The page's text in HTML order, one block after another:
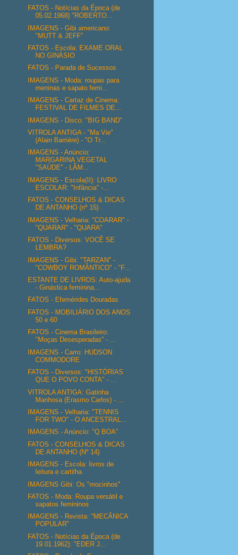
FATOS - Notícias da Época (de
05.02.1968) "ROBERTO...
IMAGENS - Gibi americano:
"MUTT & JEFF"
FATOS - Escola: EXAME ORAL
NO GINÁSIO
FATOS - Parada de Sucessos
IMAGENS - Moda: roupas para
meninas e sapato femi...
IMAGENS - Cartaz de Cinema:
FESTIVAL DE FILMES DE...
IMAGENS - Disco: "BIG BAND"
VITROLA ANTIGA - "Ma Vie"
(Alain Barrière) - "O Tr...
IMAGENS - Anúncio:
MARGARINA VEGETAL
"SAÚDE" - LÃM...
IMAGENS - Escola(II): LIVRO
ESCOLAR: "Infância" -...
FATOS - CONSELHOS & DICAS
DE ANTANHO (nº 15)
IMAGENS - Velharia: "COARAR" -
"QUARAR" - "QUARA"
FATOS - Diversos: VOCÊ SE
LEMBRA?
IMAGENS - Gibi: "TARZAN" -
"COWBOY ROMÂNTICO" - "F...
ESTANTE DE LIVROS: Auto-ajuda
- Ginástica feminina...
FATOS - Efemérides Douradas
FATOS - MOBILIÁRIO DOS ANOS
50 e 60
FATOS - Cinema Brasileiro:
"Moças Desesperadas" - ...
IMAGENS - Carro: HUDSON
COMMODORE
FATOS - Diversos: "HISTÓRIAS
QUE O POVO CONTA" - ...
VITROLA ANTIGA: Gatinha
Manhosa (Erasmo Carlos) - ...
IMAGENS - Velharia: "TENNIS
FOR TWO" - O ANCESTRAL...
IMAGENS - Anúncio: "Q BOA"
FATOS - CONSELHOS & DICAS
DE ANTANHO (Nº 14)
IMAGENS - Escola: livros de
leitura e cartilha
IMAGENS Gibi: Os "mocinhos"
FATOS - Moda: Roupa versátil e
sapatos femininos
IMAGENS - Revista: "MECÂNICA
POPULAR"
FATOS - Notícias da Época (de
19.01.1962): "EDER J...